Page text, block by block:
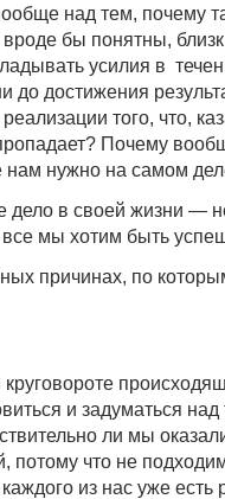
над тем, почему
вроде бы понятны,
усилия в
до достижения
того, что,
Почему
нам нужно на самом
в своей жизни —
все мы хотим быть
причинах, по
и задуматься над
ли мы
что не
из нас уже есть